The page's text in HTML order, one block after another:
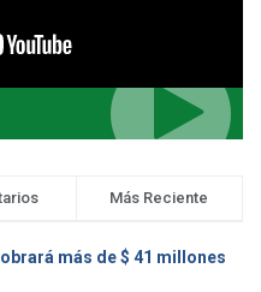
Más Reciente
más de $ 41 millones